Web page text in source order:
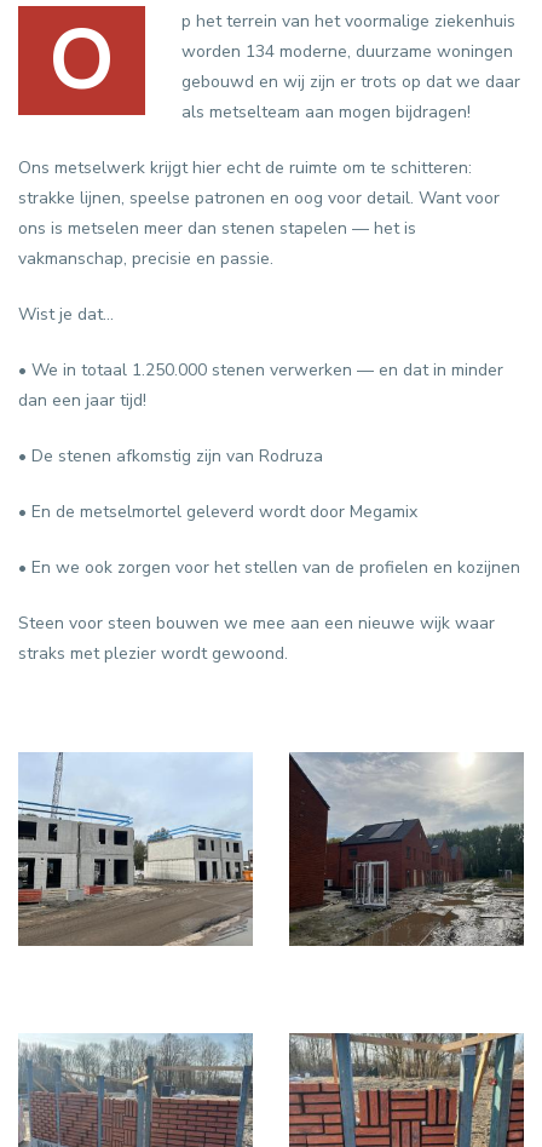
O
p het terrein van het voormalige ziekenhuis
worden 134 moderne, duurzame woningen
gebouwd en wij zijn er trots op dat we daar
als metselteam aan mogen bijdragen!
Ons metselwerk krijgt hier echt de ruimte om te schitteren:
strakke lijnen, speelse patronen en oog voor detail. Want voor
ons is metselen meer dan stenen stapelen — het is
vakmanschap, precisie en passie.
Wist je dat...
• We in totaal 1.250.000 stenen verwerken — en dat in minder
dan een jaar tijd!
• De stenen afkomstig zijn van Rodruza
• En de metselmortel geleverd wordt door Megamix
• En we ook zorgen voor het stellen van de profielen en kozijnen
Steen voor steen bouwen we mee aan een nieuwe wijk waar
straks met plezier wordt gewoond.